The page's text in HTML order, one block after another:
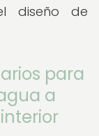
diseño de
para
a